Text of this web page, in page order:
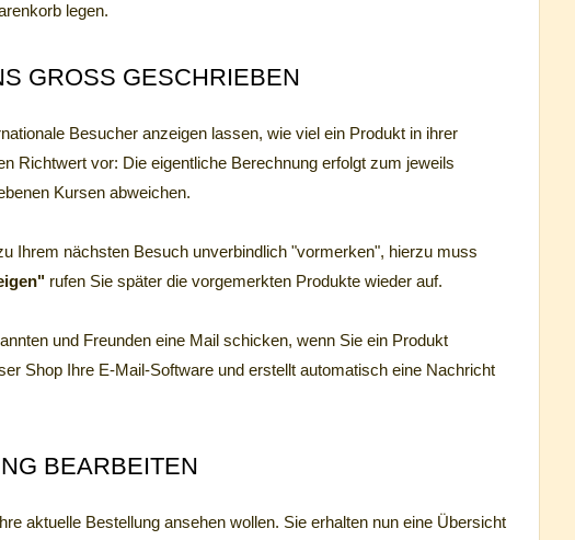
legen.
GROSS GESCHRIEBEN
Besucher anzeigen lassen, wie viel ein Produkt in ihrer
Richtwert vor: Die eigentliche Berechnung erfolgt zum jeweils
Kursen abweichen.
Ihrem nächsten Besuch unverbindlich "vormerken", hierzu muss
rufen Sie später die vorgemerkten Produkte wieder auf.
und Freunden eine Mail schicken, wenn Sie ein Produkt
Shop Ihre E-Mail-Software und erstellt automatisch eine Nachricht
BEARBEITEN
aktuelle Bestellung ansehen wollen. Sie erhalten nun eine Übersicht